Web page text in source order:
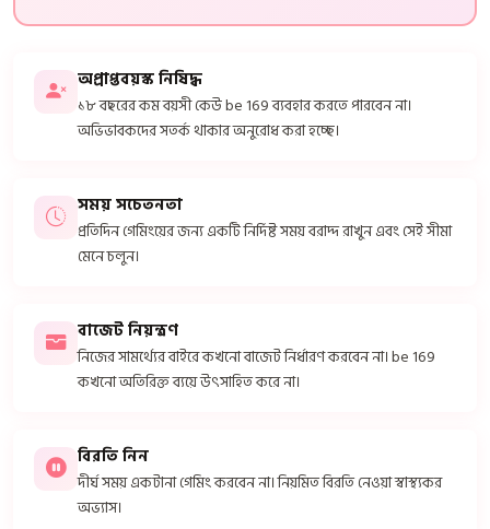
অপ্রাপ্তবয়স্ক নিষিদ্ধ
১৮ বছরের কম বয়সী কেউ be 169 ব্যবহার করতে পারবেন না।
অভিভাবকদের সতর্ক থাকার অনুরোধ করা হচ্ছে।
সময় সচেতনতা
প্রতিদিন গেমিংয়ের জন্য একটি নির্দিষ্ট সময় বরাদ্দ রাখুন এবং সেই সীমা
মেনে চলুন।
বাজেট নিয়ন্ত্রণ
নিজের সামর্থ্যের বাইরে কখনো বাজেট নির্ধারণ করবেন না। be 169
কখনো অতিরিক্ত ব্যয়ে উৎসাহিত করে না।
বিরতি নিন
দীর্ঘ সময় একটানা গেমিং করবেন না। নিয়মিত বিরতি নেওয়া স্বাস্থ্যকর
অভ্যাস।